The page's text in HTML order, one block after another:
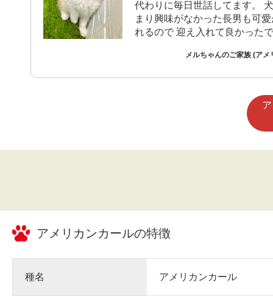
代わりに毎日世話してます。
まり興味がなかった長男も可
れるので 迎え入れて良かった
メルちゃんのご家族 (アメ
アメリカンカールの特徴
種名 アメリカンカール